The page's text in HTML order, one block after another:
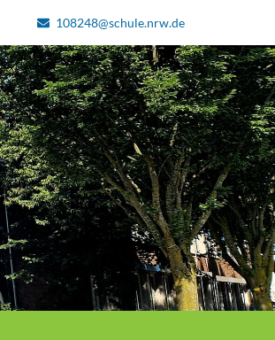
108248@schule.nrw.de